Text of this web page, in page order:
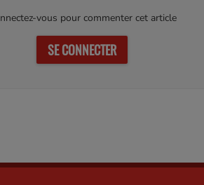
vous pour commenter cet article
SE CONNECTER